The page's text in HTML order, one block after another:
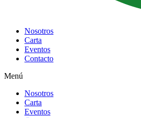
Nosotros
Carta
Eventos
Contacto
Menú
Nosotros
Carta
Eventos